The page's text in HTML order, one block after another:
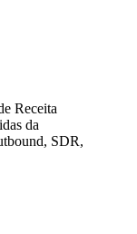
Receita
da
SDR,